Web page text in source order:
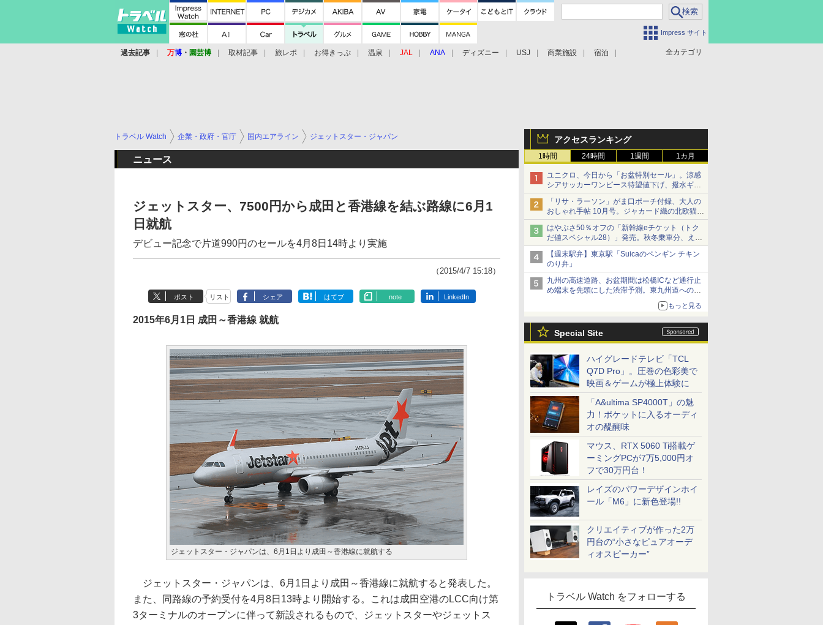
Impress サイト
全カテゴリ
過去記事 万博 ・ 園芸博 取材記事 旅レポ お得きっぷ 温泉 JAL ANA ディズニー USJ 商業施設 宿泊
アクセスランキング
1時間 24時間 1週間 1カ月
ユニクロ、今日から「お盆特別セール」。涼感
シアサッカーワンピース待望値下げ、撥水ギア
ショーツは1990円に
「リサ・ラーソン」がま口ポーチ付録、大人の
おしゃれ手帖 10月号。ジャカード織の北欧猫デ
ザイン
はやぶさ50％オフの「新幹線eチケット（トク
だ値スペシャル28）」発売。秋冬乗車分、えき
ねっと限定
【週末駅弁】東京駅「Suicaのペンギン チキン
のり弁」
九州の高速道路、お盆期間は松橋ICなど通行止
め端末を先頭にした渋滞予測。東九州道への迂
もっと見る
Special Site
ハイグレードテレビ「TCL
Q7D Pro」。圧巻の色彩美で
映画＆ゲームが極上体験に
「A&ultima SP4000T」の魅
力！ポケットに入るオーディ
オの醍醐味
マウス、RTX 5060 Ti搭載ゲ
ーミングPCが7万5,000円オ
フで30万円台！
レイズのパワーデザインホイ
ール「M6」に新色登場!!
クリエイティブが作った2万
円台の“小さなピュアオーデ
ィオスピーカー”
トラベル Watch をフォローする
トラベル Watch 企業・政府・官庁 国内エアライン ジェットスター・ジャパン
ニュース
ジェットスター、7500円から成田と香港線を結ぶ路線に6月1
日就航
デビュー記念で片道990円のセールを4月8日14時より実施
（2015/4/7 15:18）
ポスト リスト シェア はてブ note LinkedIn
2015年6月1日 成田～香港線 就航
ジェットスター・ジャパンは、6月1日より成田～香港線に就航する
ジェットスター・ジャパンは、6月1日より成田～香港線に就航すると発表した。
また、同路線の予約受付を4月8日13時より開始する。これは成田空港のLCC向け第
3ターミナルのオープンに伴って新設されるもので、ジェットスターやジェットス